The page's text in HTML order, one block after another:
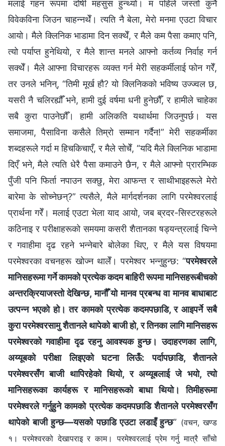
मलाई गहन रूपमा दोषी महसुस हुन्थ्यो। म पहिले जस्तो कुनै
विवेकविना जिउन चाहन्नथेँ। त्यति नै बेला, मेरो मनमा एउटा विचार
आयो। मैले क्लिनिक भाडामा दिन सक्थेँ, र मैले कम पैसा कमाए पनि,
त्यो पर्याप्त हुनेथियो, र मैले शान्त मनले आफ्नो कर्तव्य निर्वाह गर्न
सक्थेँ। मैले आफ्ना विचारहरू व्यक्त गर्न मेरी सहकर्मीलाई फोन गरेँ,
तर उनले भनिन्, “तिमी मूर्ख हौ? यो क्लिनिकको भविष्य उज्ज्वल छ,
यसरी नै चलिरह्यौँ भने, हामी दुई वर्षमा धनी हुनेछौँ, र हामीले चाहेका
सबै कुरा पाउनेछौँ। हामी अलिकति यथार्थमा जिउनुपर्छ। यस
समाजमा, पैसाविना कसैले तिम्रो सम्मान गर्दैन!” मेरी सहकर्मीका
शब्दहरूले गर्दा म हिचकिचाएँ, र मैले सोचेँ, “यदि मैले क्लिनिक भाडामा
दिएँ भने, मैले त्यति धेरै पैसा कमाउने छैन, र मैले आफ्नो प्रारम्भिक
पुँजी पनि फिर्ता नपाउन सक्छु, मेरा आफन्त र साथीभाइहरूले मेरो
बारेमा के सोच्नेछन्?” त्यसैले, मैले मार्गदर्शनका लागि परमेश्‍वरलाई
प्रार्थना गरेँ। मलाई एउटा भेला याद आयो, जब ब्रदर-सिस्टरहरूले
कठिनाइ र परीक्षाहरूको समयमा कसरी शैतानका षड्यन्त्रलाई चिन्ने
र गवाहीमा दृढ रहने भन्नेबारे बोलेका थिए, र मैले यस विषयमा
परमेश्‍वरका वचनहरू खोज्न थालेँ। परमेश्‍वर भन्‍नुहुन्छ: “परमेश्‍वरले
मानिसहरूमा गर्ने कामको प्रत्येक कदम बाहिरी रूपमा मानिसहरूबीचको
अन्तरक्रियाजस्तो देखिन्छ, मानौँ यो मानव प्रबन्ध वा मानव बाधाबाट
उत्पन्न भएको हो। तर कामको प्रत्येक कदमपछाडि, र आइपर्ने सबै
कुरा परमेश्‍वरसामु शैतानले थापेको बाजी हो, र तिनका लागि मानिसहरू
परमेश्‍वरको गवाहीमा दृढ रहनु आवश्यक हुन्छ। उदाहरणका लागि,
अय्यूबको परीक्षा लिइएको घटना लिऊँ: पर्दापछाडि, शैतानले
परमेश्‍वरसँग बाजी थापिरहेको थियो, र अय्यूबलाई जे भयो, त्यो
मानिसहरूका कार्यहरू र मानिसहरूको बाधा थियो। तिमीहरूमा
परमेश्‍वरले गर्नुहुने कामको प्रत्येक कदमपछाडि शैतानले परमेश्‍वरसँग
थापेको बाजी हुन्छ—यसको पछाडि एउटा लडाइँ हुन्छ” (वचन, खण्ड
१। परमेश्‍वरको देखापराइ र काम। परमेश्‍वरलाई प्रेम गर्नु मात्रै साँचो